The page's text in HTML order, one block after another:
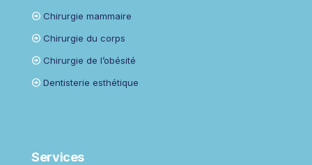
Chirurgie mammaire
Chirurgie du corps
Chirurgie de l’obésité
Dentisterie esthétique
Services